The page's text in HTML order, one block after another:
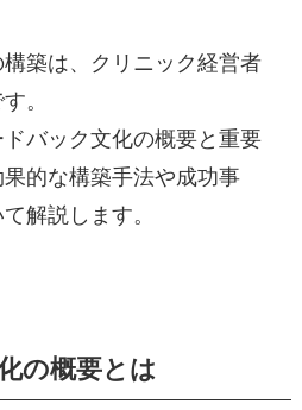
築は、クリニック経営者
。
バック文化の概要と重要
的な構築手法や成功事
解説します。
の概要とは